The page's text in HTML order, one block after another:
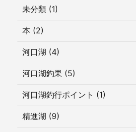
未分類 (1)
本 (2)
河口湖 (4)
河口湖釣果 (5)
河口湖釣行ポイント (1)
精進湖 (9)